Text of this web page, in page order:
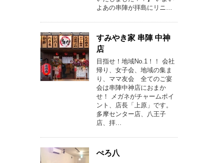
よあの串陣が拝島にリニ…
すみやき家 串陣 中神
店
目指せ！地域No.1！！ 会社
帰り、女子会、地域の集ま
り、ママ友会 全てのご宴
会は串陣中神店におまか
せ！ メガネがチャームポイ
ント、店長「上原」です。
多摩センター店、八王子
店、拝…
ぺろ八